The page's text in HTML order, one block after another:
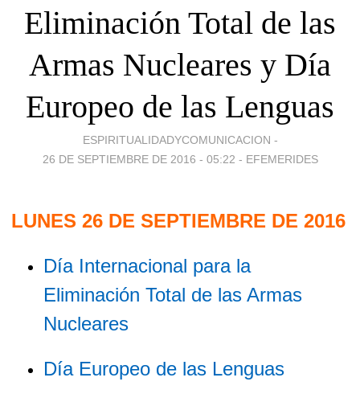
Eliminación Total de las
Armas Nucleares y Día
Europeo de las Lenguas
ESPIRITUALIDADYCOMUNICACION -
26 DE SEPTIEMBRE DE 2016 - 05:22 - EFEMERIDES
LUNES 26 DE SEPTIEMBRE DE 2016
Día Internacional para la
Eliminación Total de las Armas
Nucleares
Día Europeo de las Lenguas